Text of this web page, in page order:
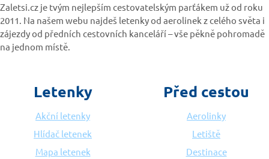
Zaletsi.cz je tvým nejlepším cestovatelským parťákem už od roku
2011. Na našem webu najdeš letenky od aerolinek z celého světa i
zájezdy od předních cestovních kanceláří – vše pěkně pohromadě
na jednom místě.
Letenky
Akční letenky
Hlídač letenek
Mapa letenek
Před cestou
Aerolinky
Letiště
Destinace